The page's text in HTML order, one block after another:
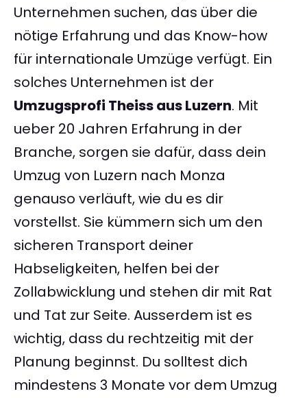
Unternehmen suchen, das über die
nötige Erfahrung und das Know-how
für internationale Umzüge verfügt. Ein
solches Unternehmen ist der
Umzugsprofi Theiss aus Luzern. Mit
ueber 20 Jahren Erfahrung in der
Branche, sorgen sie dafür, dass dein
Umzug von Luzern nach Monza
genauso verläuft, wie du es dir
vorstellst. Sie kümmern sich um den
sicheren Transport deiner
Habseligkeiten, helfen bei der
Zollabwicklung und stehen dir mit Rat
und Tat zur Seite. Ausserdem ist es
wichtig, dass du rechtzeitig mit der
Planung beginnst. Du solltest dich
mindestens 3 Monate vor dem Umzug